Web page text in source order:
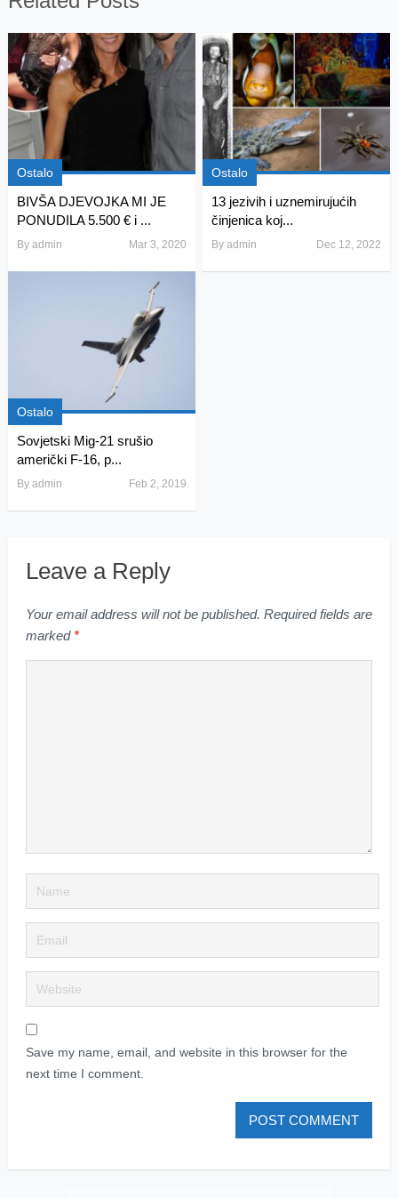
Ostalo
BIVŠA DJEVOJKA MI JE
PONUDILA 5.500 € i ...
By admin Mar 3, 2020
Ostalo
13 jezivih i uznemirujućih
činjenica koj...
Byadmin Dec 12, 2022
Ostalo
Sovjetski Mig-21 srušio
američki F-16, p...
By admin Feb 2, 2019
Leave a Reply
Your email address will not be published. Required fields are
marked *
Save my name, email, and website in this browser for the
next time I comment.